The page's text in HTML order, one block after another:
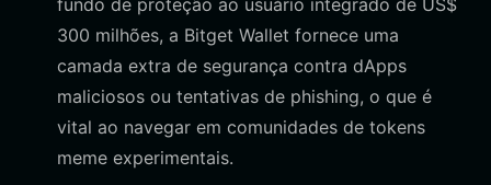
fundo de proteção ao usuário integrado de US$
300 milhões, a Bitget Wallet fornece uma
camada extra de segurança contra dApps
maliciosos ou tentativas de phishing, o que é
vital ao navegar em comunidades de tokens
meme experimentais.